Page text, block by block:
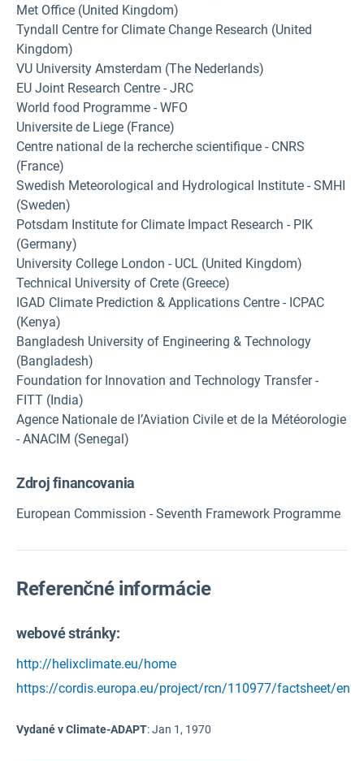
Met Office (United Kingdom)
Tyndall Centre for Climate Change Research (United
Kingdom)
VU University Amsterdam (The Nederlands)
EU Joint Research Centre - JRC
World food Programme - WFO
Universite de Liege (France)
Centre national de la recherche scientifique - CNRS
(France)
Swedish Meteorological and Hydrological Institute - SMHI
(Sweden)
Potsdam Institute for Climate Impact Research - PIK
(Germany)
University College London - UCL (United Kingdom)
Technical University of Crete (Greece)
IGAD Climate Prediction & Applications Centre - ICPAC
(Kenya)
Bangladesh University of Engineering & Technology
(Bangladesh)
Foundation for Innovation and Technology Transfer -
FITT (India)
Agence Nationale de l’Aviation Civile et de la Météorologie
- ANACIM (Senegal)
Zdroj financovania
European Commission - Seventh Framework Programme
Referenčné informácie
webové stránky:
http://helixclimate.eu/home
https://cordis.europa.eu/project/rcn/110977/factsheet/en
Vydané v Climate-ADAPT:Jan 1, 1970